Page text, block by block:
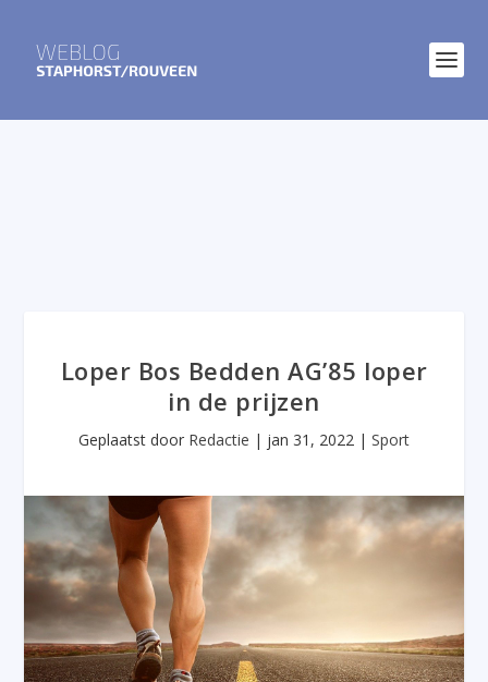
Loper Bos Bedden AG’85 loper
in de prijzen
Geplaatst door Redactie | jan 31, 2022 | Sport